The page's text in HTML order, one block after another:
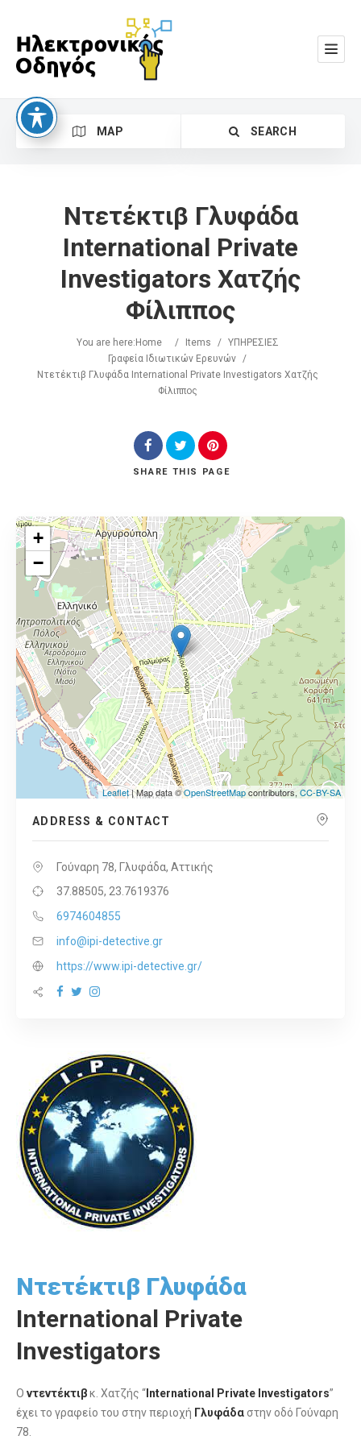
MAP SEARCH
Search
Ντετέκτιβ Γλυφάδα
International Private
Investigators Χατζής
Φίλιππος
You are here: Home / Items /
ΥΠΗΡΕΣΙΕΣ
Γραφεία Ιδιωτικών Ερευνών /
Ντετέκτιβ Γλυφάδα International Private Investigators Χατζής
Φίλιππος
SHARE THIS PAGE
+
−
Leaflet| Map data ©OpenStreetMapcontributors,CC-BY-SA
ADDRESS & CONTACT
Γούναρη 78, Γλυφάδα, Αττικής
37.88505, 23.7619376
6974604855
info@ipi-detective.gr
https://www.ipi-detective.gr/
Ντετέκτιβ Γλυφάδα
International Private
Investigators
Ο ντεντέκτιβκ. Χατζής “ International Private Investigators”
έχει το γραφείο του στην περιοχή Γλυφάδα στην οδό Γούναρη
78.